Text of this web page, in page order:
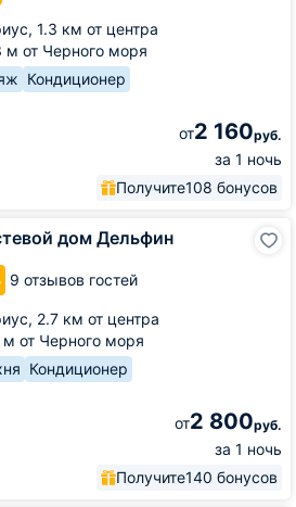
1.3 км от центра
м от Черного моря
Кондиционер
от2 160руб.
за 1 ночь
Получите108 бонусов
дом Дельфин
9 отзывов гостей
2.7 км от центра
м от Черного моря
Кондиционер
от2 800руб.
за 1 ночь
Получите140 бонусов